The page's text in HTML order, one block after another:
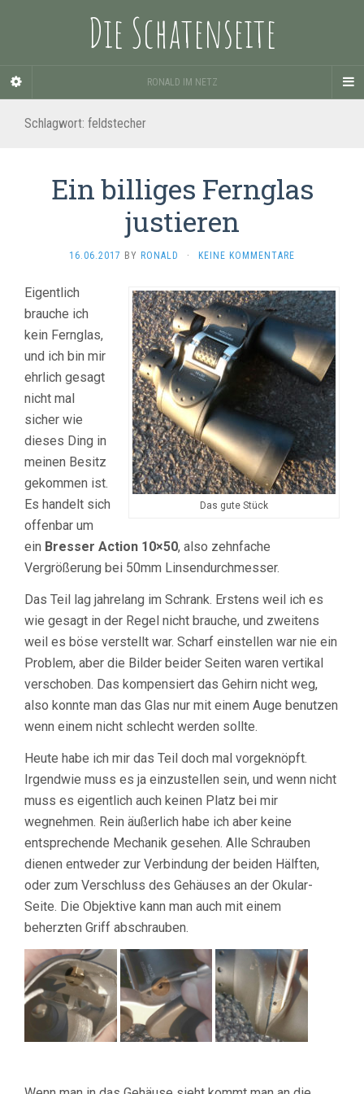
Die Schatenseite
RONALD IM NETZ
Schlagwort: feldstecher
Ein billiges Fernglas
justieren
16.06.2017 BY RONALD · KEINE KOMMENTARE
Das gute Stück
Eigentlich
brauche ich
kein Fernglas,
und ich bin mir
ehrlich gesagt
nicht mal
sicher wie
dieses Ding in
meinen Besitz
gekommen ist.
Es handelt sich
offenbar um
ein Bresser Action 10×50, also zehnfache
Vergrößerung bei 50mm Linsendurchmesser.
Das Teil lag jahrelang im Schrank. Erstens weil ich es
wie gesagt in der Regel nicht brauche, und zweitens
weil es böse verstellt war. Scharf einstellen war nie ein
Problem, aber die Bilder beider Seiten waren vertikal
verschoben. Das kompensiert das Gehirn nicht weg,
also konnte man das Glas nur mit einem Auge benutzen
wenn einem nicht schlecht werden sollte.
Heute habe ich mir das Teil doch mal vorgeknöpft.
Irgendwie muss es ja einzustellen sein, und wenn nicht
muss es eigentlich auch keinen Platz bei mir
wegnehmen. Rein äußerlich habe ich aber keine
entsprechende Mechanik gesehen. Alle Schrauben
dienen entweder zur Verbindung der beiden Hälften,
oder zum Verschluss des Gehäuses an der Okular-
Seite. Die Objektive kann man auch mit einem
beherzten Griff abschrauben.